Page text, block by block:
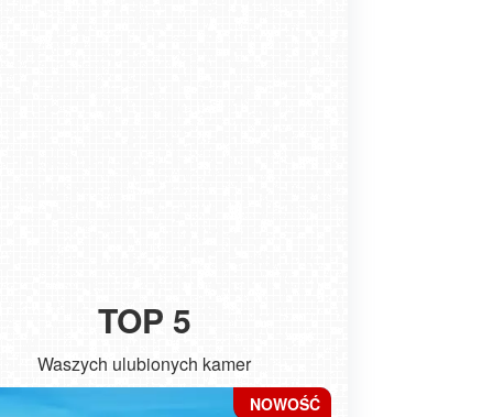
TOP 5
Waszych ulubionych kamer